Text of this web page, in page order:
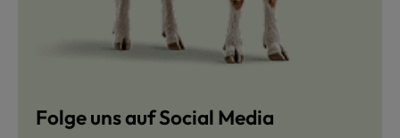
Folge uns auf Social Media